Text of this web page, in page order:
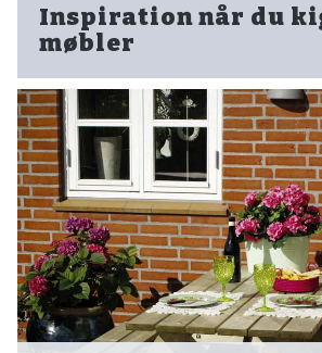
Inspiration når du
møbler